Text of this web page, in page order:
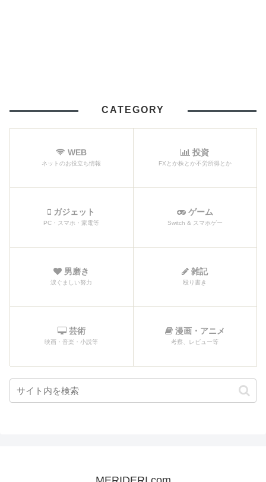
CATEGORY
WEB
ネットのお役立ち情報
投資
FXとか株とか不労所得とか
ガジェット
PC・スマホ・家電等
ゲーム
Switch & スマホゲー
男磨き
涙ぐましい努力
雑記
殴り書き
芸術
映画・音楽・小説等
漫画・アニメ
考察、レビュー等